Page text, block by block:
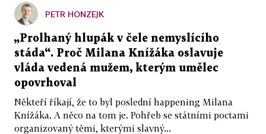
PETR HONZEJK
„Prolhaný hlupák v čele nemyslícího
stáda“. Proč Milana Knížáka oslavuje
vláda vedená mužem, kterým umělec
opovrhoval
Někteří říkají, že to byl poslední happening Milana
Knížáka. A něco na tom je. Pohřeb se státními poctami
organizovaný těmi, kterými slavný...